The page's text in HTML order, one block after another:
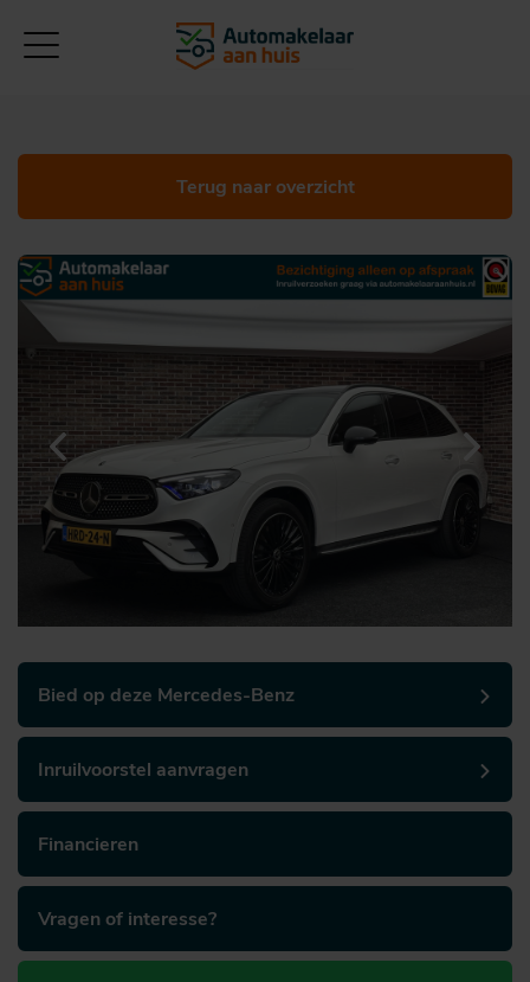
Terug naar overzicht
Bied op deze Mercedes-Benz
Inruilvoorstel aanvragen
Financieren
Vragen of interesse?